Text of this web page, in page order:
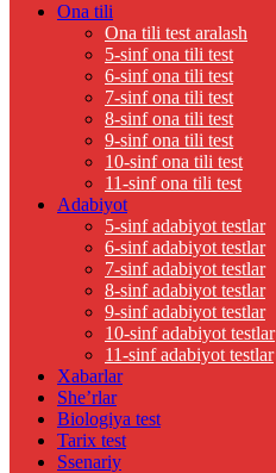
Ona tili
Ona tili test aralash
5-sinf ona tili test
6-sinf ona tili test
7-sinf ona tili test
8-sinf ona tili test
9-sinf ona tili test
10-sinf ona tili test
11-sinf ona tili test
Adabiyot
5-sinf adabiyot testlar
6-sinf adabiyot testlar
7-sinf adabiyot testlar
8-sinf adabiyot testlar
9-sinf adabiyot testlar
10-sinf adabiyot testlar
11-sinf adabiyot testlar
Xabarlar
She’rlar
Biologiya test
Tarix test
Ssenariy